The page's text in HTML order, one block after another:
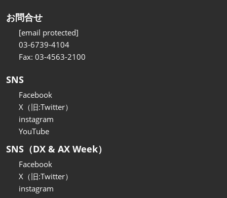
お問合せ
[email protected]
03-6739-4104
Fax: 03-4563-2100
SNS
Facebook
X（旧:Twitter）
instagram
YouTube
SNS（DX & AX Week）
Facebook
X（旧:Twitter）
instagram